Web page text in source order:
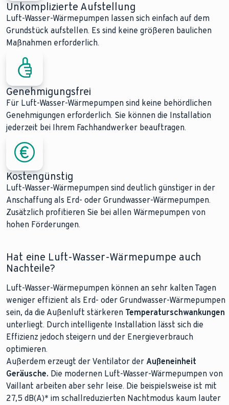
Unkomplizierte Aufstellung
Luft-Wasser-Wärmepumpen lassen sich einfach auf dem
Grundstück aufstellen. Es sind keine größeren baulichen
Maßnahmen erforderlich.
Genehmigungsfrei
Für Luft-Wasser-Wärmepumpen sind keine behördlichen
Genehmigungen erforderlich. Sie können die Installation
jederzeit bei Ihrem Fachhandwerker beauftragen.
Kostengünstig
Luft-Wasser-Wärmepumpen sind deutlich günstiger in der
Anschaffung als Erd- oder Grundwasser-Wärmepumpen.
Zusätzlich profitieren Sie bei allen Wärmepumpen von
hohen Förderungen.
Hat eine Luft-Wasser-Wärmepumpe auch
Nachteile?
Luft-Wasser-Wärmepumpen können an sehr kalten Tagen
weniger effizient als Erd- oder Grundwasser-Wärmepumpen
sein, da die Außenluft stärkeren Temperaturschwankungen
unterliegt. Durch intelligente Installation lässt sich die
Effizienz jedoch steigern und der Energieverbrauch
optimieren.
Außerdem erzeugt der Ventilator der Außeneinheit
Geräusche. Die modernen Luft-Wasser-Wärmepumpen von
Vaillant arbeiten aber sehr leise. Die beispielsweise ist mit
27,5 dB(A)* im schallreduzierten Nachtmodus kaum lauter